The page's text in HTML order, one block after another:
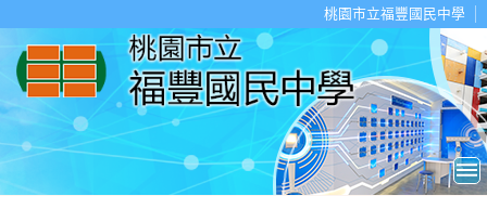
桃園市立福豐國民中學